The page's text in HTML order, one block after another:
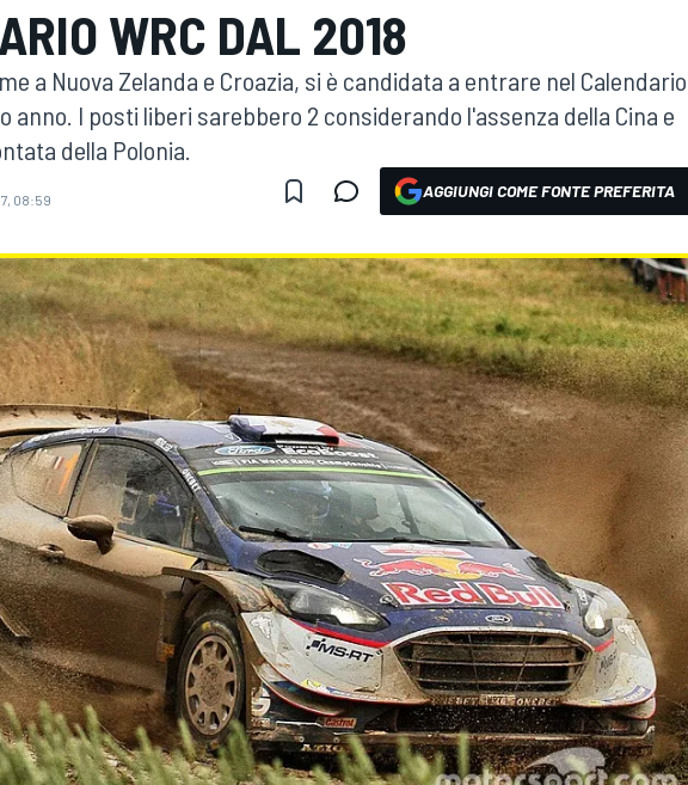
WEC
WRC DAL 2018
a Nuova Zelanda e Croazia, si è candidata a entrare nel Calendario
anno. I posti liberi sarebbero 2 considerando l'assenza della Cina e
della Polonia.
08:59 AGGIUNGI COME FONTE PREFERITA